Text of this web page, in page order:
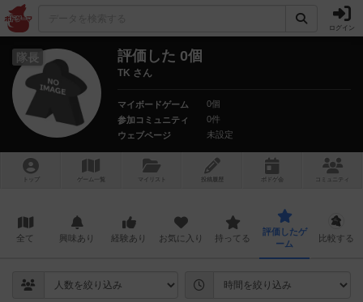
ログイン
隊長 評価した 0個
TK さん
マイボードゲーム
0個
参加コミュニティ
0件
ウェブページ
未設定
トップ ゲーム一覧 マイリスト 投稿履歴 ボ ドゲ コミュニティ
全て 興味あり 経験あり お気に入り 持ってる
評価したゲ
ーム
比較する